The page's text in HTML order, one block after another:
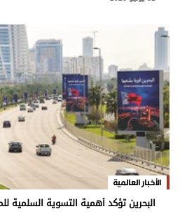
الأخبار العالمية
البحرين تؤكد أهمية التسوية السلمية